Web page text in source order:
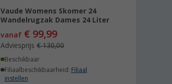
Vaude Womens Skomer 24
Wandelrugzak Dames 24 Liter
vanaf € 99,99
Adviesprijs€ 130,00
Beschikbaar
Filiaalbeschikbaarheid: Filiaal
instellen